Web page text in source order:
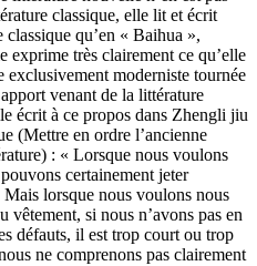
classique, elle lit et écrit
qu’en « Baihua »,
exprime très clairement ce qu’elle
exclusivement moderniste tournée
venant de la littérature
écrit à ce propos dans Zhengli jiu
(Mettre en ordre l’ancienne
: « Lorsque nous voulons
certainement jeter
lorsque nous voulons nous
vêtement, si nous n’avons pas en
défauts, il est trop court ou trop
ne comprenons pas clairement